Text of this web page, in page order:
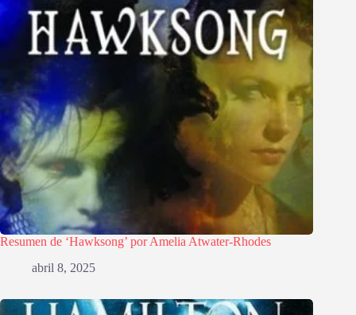
Resumen de ‘Hawksong’ por Amelia Atwater-Rhodes
abril 8, 2025